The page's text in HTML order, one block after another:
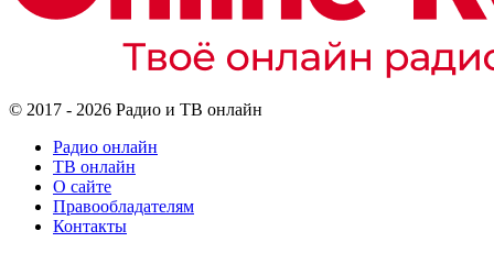
© 2017 - 2026 Радио и ТВ онлайн
Радио онлайн
ТВ онлайн
О сайте
Правообладателям
Контакты